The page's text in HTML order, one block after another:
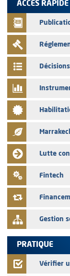
émetteurs en date
04/08/2026
L’AMMC met sur
émetteurs en date
Saham Bank – Mise
03/08/2026
L’AMMC met sur
émetteurs en date
03/08/2026
Liste des
mois de juillet 2026
03/08/2026
L' AMMC publie les
le mois de Juin 2026
ACCÈS RAPIDE
Décisions
Lutte
Fintech
Gestion
PRATIQUE
Vérifier